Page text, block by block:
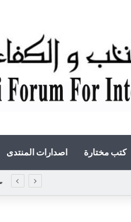
كتب مختارة اصدارات المنتدى